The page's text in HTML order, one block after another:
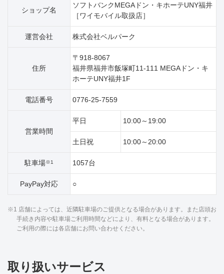
ショップ名
ソフトバンクMEGAドン・キホーテUNY福井
［ワイモバイル取扱店］
運営会社 株式会社ベルパーク
住所
〒918-8067
福井県福井市飯塚町11‐111 MEGAドン・キ
ホーテUNY福井1F
電話番号 0776-25-7559
営業時間
平日 10:00～19:00
土日祝 10:00～20:00
駐車場※1 1057台
PayPay対応 ○
※1 店舗によっては、近隣駐車場のご提供となる場合があります。また店頭お
手続き内容や駐車場ご利用時間などにより、有料となる場合があります。
ご利用の際には各店舗にお問い合わせください。
取り扱いサービス